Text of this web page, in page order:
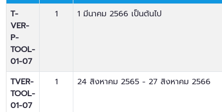
T-
VER-
P-
TOOL-
01-07
1 1 มีนาคม 2566 เป็นต้นไป
TVER-
TOOL-
01-07
1 24 สิงหาคม 2565 - 27 สิงหาคม 2566